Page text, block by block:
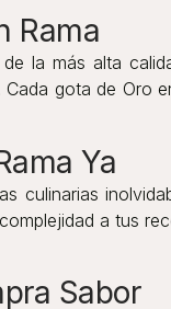
Rama
la más alta
gota de Oro
Ya
culinarias
a tus
Sabor